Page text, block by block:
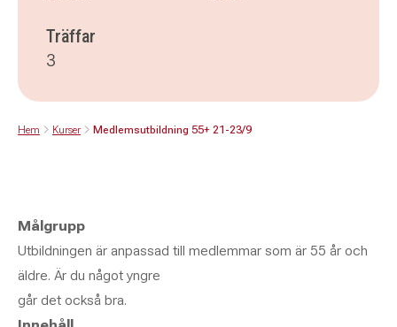
Träffar
3
Hem Kurser Medlemsutbildning 55+ 21-23/9
Målgrupp
Utbildningen är anpassad till medlemmar som är 55 år och
äldre. Är du något yngre
går det också bra.